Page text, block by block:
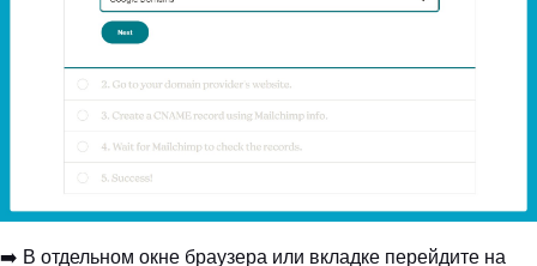
➡️ В отдельном окне браузера или вкладке перейдите на